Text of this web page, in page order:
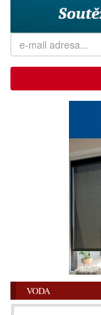
VODA